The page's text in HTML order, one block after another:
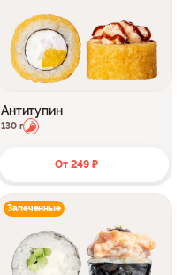
Антитупин
130 г
От 249 ₽
Запеченные